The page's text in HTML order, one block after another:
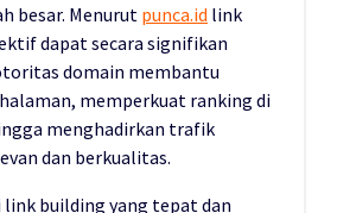
besar. Menurut punca.id link
dapat secara signifikan
domain membantu
memperkuat ranking di
menghadirkan trafik
dan berkualitas.
building yang tepat dan